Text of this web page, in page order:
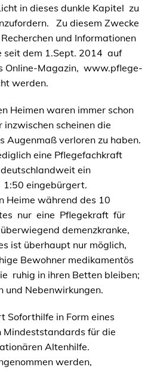
in dieses dunkle Kapitel zu
Zu diesem Zwecke
und Informationen
seit dem 1.Sept. 2014 auf
Online-Magazin, www.pflege-
werden.
Heimen waren immer schon
scheinen die
Augenmaß verloren zu haben.
eine Pflegefachkraft
ein
1:50 eingebürgert.
Heime während des 10
nur eine Pflegekraft für
demenzkranke,
ist überhaupt nur möglich,
Bewohner medikamentös
ruhig in ihren Betten bleiben;
und Nebenwirkungen.
Soforthilfe in Form eines
für die
Altenhilfe.
werden,